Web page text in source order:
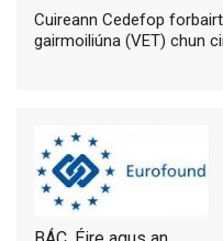
Cuireann Cedefop
gairmoiliúna (VET) chun